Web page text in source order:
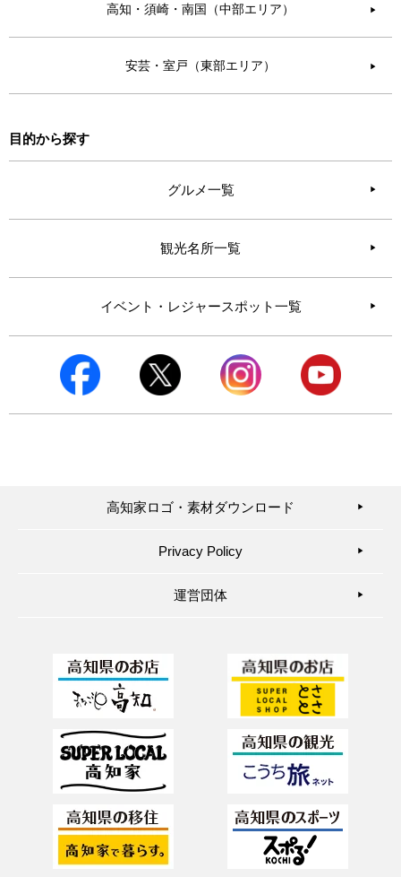
高知・須崎・南国（中部エリア） ▶︎
安芸・室戸（東部エリア） ▶︎
目的から探す
グルメ一覧
観光名所一覧
イベント・レジャースポット一覧
高知家ロゴ・素材ダウンロード ▶︎
Privacy Policy ▶︎
運営団体 ▶︎